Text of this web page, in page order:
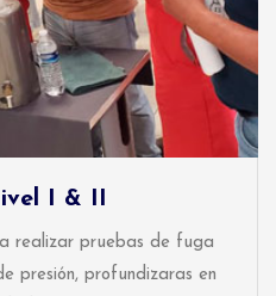
I & II
realizar pruebas de fuga
presión, profundizaras en